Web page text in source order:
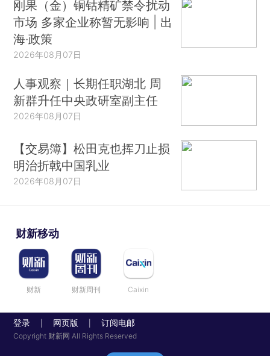
刚果（金）铜钴精矿禁令扰动
市场 多家企业称暂无影响 | 出
海·政策
2026年08月07日
人事观察｜长期任职湖北 周
新群升任中央政研室副主任
2026年08月07日
【交易簿】松田克也挥刀止损
明治折戟中国乳业
2026年08月07日
财新移动
财新 财新周刊 Caixin
登录 网页版 订阅电邮
Copyright 财新网 All Rights Reserved